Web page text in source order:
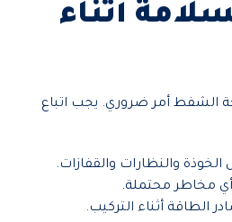
أثناء
الشفط أمر ضروري. يجب اتباع
الخوذة والنظارات والقفازات.
مخاطر محتملة.
الطاقة أثناء التركيب.